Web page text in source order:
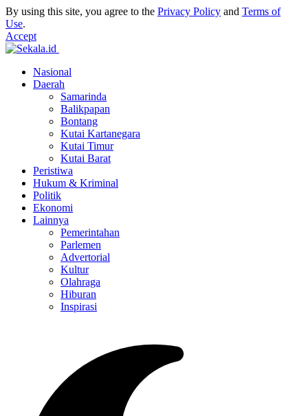
By using this site, you agree to the Privacy Policy and Terms of
Use.
Accept
Nasional
Daerah
Samarinda
Balikpapan
Bontang
Kutai Kartanegara
Kutai Timur
Kutai Barat
Peristiwa
Hukum & Kriminal
Politik
Ekonomi
Lainnya
Pemerintahan
Parlemen
Advertorial
Kultur
Olahraga
Hiburan
Inspirasi